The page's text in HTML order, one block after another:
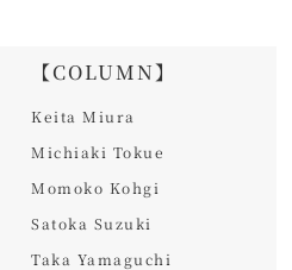
【COLUMN】
Keita Miura
Michiaki Tokue
Momoko Kohgi
Satoka Suzuki
Taka Yamaguchi